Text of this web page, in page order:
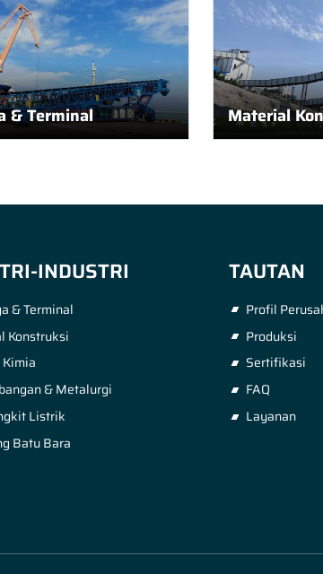
& Terminal Material
INDUSTRI
& Terminal
Konstruksi
& Metalurgi
Listrik
Batu Bara
TAUTAN
Profil
Produksi
Sertifikasi
FAQ
Layanan